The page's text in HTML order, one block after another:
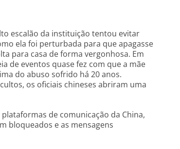
escalão da instituição tentou evitar
ela foi perturbada para que apagasse
para casa de forma vergonhosa. Em
de eventos quase fez com que a mãe
do abuso sofrido há 20 anos.
os oficiais chineses abriram uma
de comunicação da China,
bloqueados e as mensagens